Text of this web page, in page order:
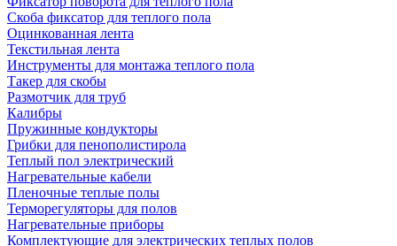
Скоба фиксатор для теплого пола
Оцинкованная лента
Текстильная лента
Инструменты для монтажа теплого пола
Такер для скобы
Размотчик для труб
Калибры
Пружинные кондукторы
Грибки для пенополистирола
Теплый пол электрический
Нагревательные кабели
Пленочные теплые полы
Терморегуляторы для полов
Нагревательные приборы
Комплектующие для электрических теплых полов